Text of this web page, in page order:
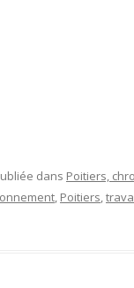
dans Poitiers,
, Poitiers,